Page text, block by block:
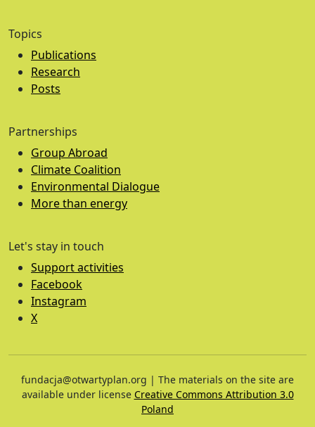
Topics
Publications
Research
Posts
Partnerships
Group Abroad
Climate Coalition
Environmental Dialogue
More than energy
Let's stay in touch
Support activities
Facebook
Instagram
X
fundacja@otwartyplan.org | The materials on the site are
available under license Creative Commons Attribution 3.0
Poland